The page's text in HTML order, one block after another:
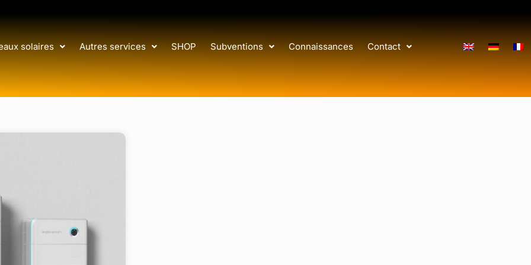
solaires Autres services SHOP Subventions Connaissances Contact